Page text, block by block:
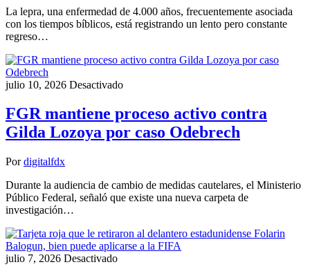
La lepra, una enfermedad de 4.000 años, frecuentemente asociada
con los tiempos bíblicos, está registrando un lento pero constante
regreso…
julio 10, 2026 Desactivado
FGR mantiene proceso activo contra
Gilda Lozoya por caso Odebrech
Por digitalfdx
Durante la audiencia de cambio de medidas cautelares, el Ministerio
Público Federal, señaló que existe una nueva carpeta de
investigación…
julio 7, 2026 Desactivado